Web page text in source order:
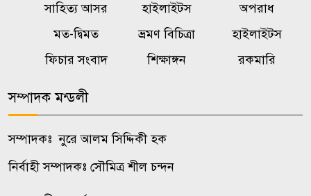
হযরত শাহজালাল বিমানবন্দরের
বলাকা লাউঞ্জে আগুন
৮
ট্রাম্পের ৪০ কোটি ডলারের ‘বলরুম
প্রকল্প’ আটকে দিল আদালত
সাহিত্য আসর
হাইলাইটস
অপরাধ
মত-দ্বিমত
ভ্রমণ বিচিত্রা
হাইলাইটস
ফিচার সংবাদ
শিক্ষাঙ্গন রকমারি
সম্পাদক মন্ডলী
সম্পাদকঃ নুরে আলম সিদ্দিকী হক
নির্বাহী সম্পাদকঃ সৌমিত্র শীল চন্দন